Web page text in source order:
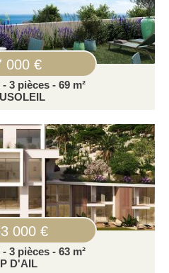
000 €
3 pièces - 69 m²
000 €
3 pièces - 63 m²
D'AIL